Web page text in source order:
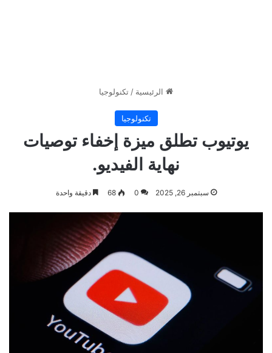
الرئيسية / تكنولوجيا
تكنولوجيا
يوتيوب تطلق ميزة إخفاء توصيات
نهاية الفيديو.
سبتمبر 26, 2025 0
68 دقيقة واحدة